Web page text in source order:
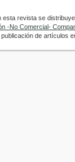
revista se
-No Comercial-
de artículos